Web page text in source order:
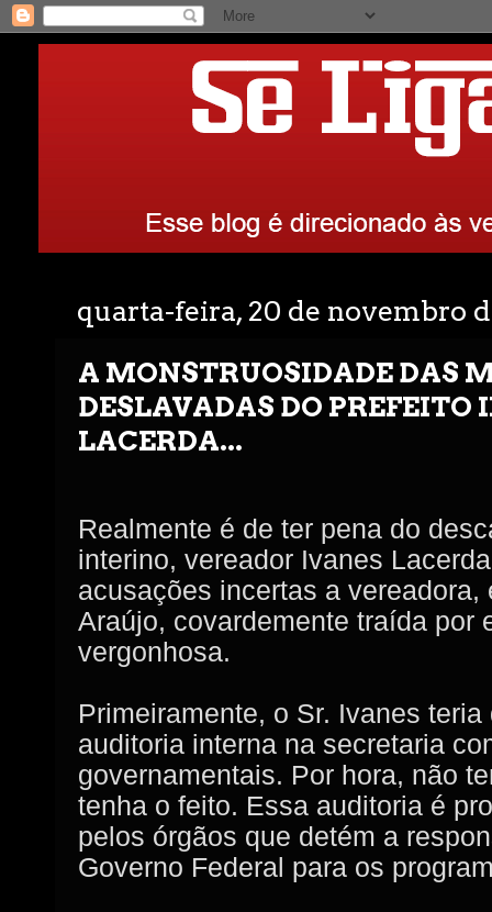
quarta-feira, 20 de novembro
A MONSTRUOSIDADE DAS
DESLAVADAS DO PREFEITO
LACERDA...
Realmente é de ter pena do
interino, vereador Ivanes
acusações incertas a
Araújo, covardemente traída por
vergonhosa.
Primeiramente, o Sr. Ivanes
auditoria interna na secretaria
governamentais. Por hora, não
tenha o feito. Essa auditoria é
pelos órgãos que detém a
Governo Federal para os